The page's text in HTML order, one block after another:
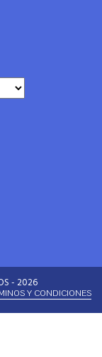
- 2026
Y CONDICIONES